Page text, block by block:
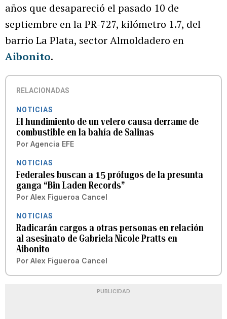
años que desapareció el pasado 10 de
septiembre en la PR-727, kilómetro 1.7, del
barrio La Plata, sector Almoldadero en
Aibonito.
RELACIONADAS
NOTICIAS
El hundimiento de un velero causa derrame de
combustible en la bahía de Salinas
Por Agencia EFE
NOTICIAS
Federales buscan a 15 prófugos de la presunta
ganga “Bin Laden Records”
Por Alex Figueroa Cancel
NOTICIAS
Radicarán cargos a otras personas en relación
al asesinato de Gabriela Nicole Pratts en
Aibonito
Por Alex Figueroa Cancel
PUBLICIDAD